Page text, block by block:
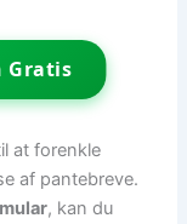
Gratis
at forenkle
af pantebreve.
, kan du